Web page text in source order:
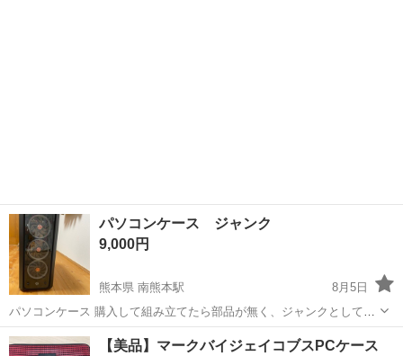
パソコンケース ジャンク
9,000円
熊本県 南熊本駅
8月5日
パソコンケース 購入して組み立てたら部品が無く、ジャンクとして出
品する事にしました。 リセットボタンでないと付かないそうです。 持
ち主もどこが壊れたのか忘れたそうです。 再生出来る方、修理出来る
熊本 熊本市 南熊本駅 パソコン パソコンケース
【美品】マークバイジェイコブスPCケース